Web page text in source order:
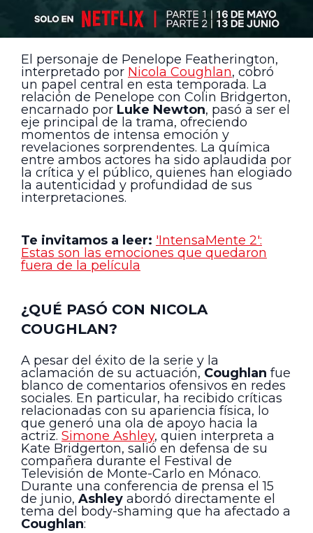
El personaje de Penelope Featherington,
interpretado por Nicola Coughlan, cobró
un papel central en esta temporada. La
relación de Penelope con Colin Bridgerton,
encarnado por Luke Newton, pasó a ser el
eje principal de la trama, ofreciendo
momentos de intensa emoción y
revelaciones sorprendentes. La química
entre ambos actores ha sido aplaudida por
la crítica y el público, quienes han elogiado
la autenticidad y profundidad de sus
interpretaciones.
Te invitamos a leer: 'IntensaMente 2':
Estas son las emociones que quedaron
fuera de la película
¿QUÉ PASÓ CON NICOLA
COUGHLAN?
A pesar del éxito de la serie y la
aclamación de su actuación, Coughlan fue
blanco de comentarios ofensivos en redes
sociales. En particular, ha recibido críticas
relacionadas con su apariencia física, lo
que generó una ola de apoyo hacia la
actriz. Simone Ashley, quien interpreta a
Kate Bridgerton, salió en defensa de su
compañera durante el Festival de
Televisión de Monte-Carlo en Mónaco.
Durante una conferencia de prensa el 15
de junio, Ashley abordó directamente el
tema del body-shaming que ha afectado a
Coughlan: